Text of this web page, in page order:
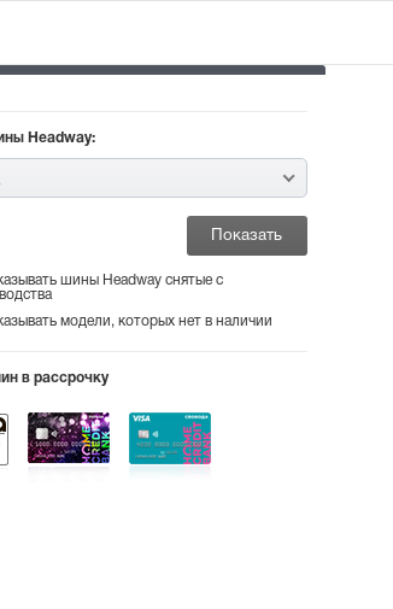
Headway:
шины Headway снятые с
модели, которых нет в наличии
в рассрочку